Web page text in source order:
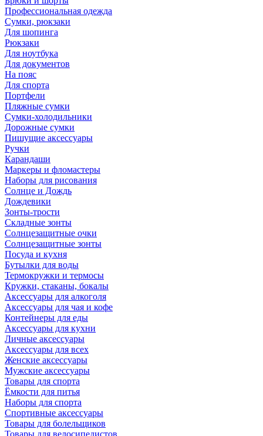
Профессиональная одежда
Сумки, рюкзаки
Для шопинга
Рюкзаки
Для ноутбука
Для документов
На пояс
Для спорта
Портфели
Пляжные сумки
Сумки-холодильники
Дорожные сумки
Пишущие аксессуары
Ручки
Карандаши
Маркеры и фломастеры
Наборы для рисования
Солнце и Дождь
Дождевики
Зонты-трости
Складные зонты
Солнцезащитные очки
Солнцезащитные зонты
Посуда и кухня
Бутылки для воды
Термокружки и термосы
Кружки, стаканы, бокалы
Аксессуары для алкоголя
Аксессуары для чая и кофе
Контейнеры для еды
Аксессуары для кухни
Личные аксессуары
Аксессуары для всех
Женские аксессуары
Мужские аксессуары
Товары для спорта
Ёмкости для питья
Наборы для спорта
Спортивные аксессуары
Товары для болельщиков
Товары для велосипедистов